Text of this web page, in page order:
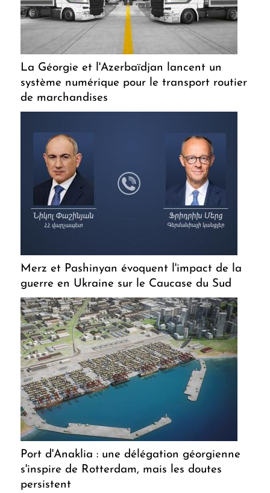
La Géorgie et l'Azerbaïdjan lancent un
système numérique pour le transport routier
de marchandises
Merz et Pashinyan évoquent l'impact de la
guerre en Ukraine sur le Caucase du Sud
Port d'Anaklia : une délégation géorgienne
s'inspire de Rotterdam, mais les doutes
persistent